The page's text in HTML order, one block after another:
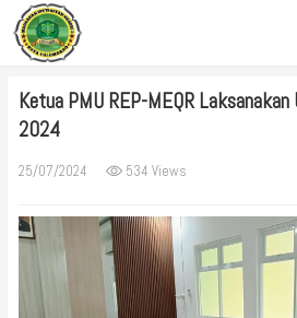
Ketua PMU REP-MEQR
2024
25/07/2024 534 Views